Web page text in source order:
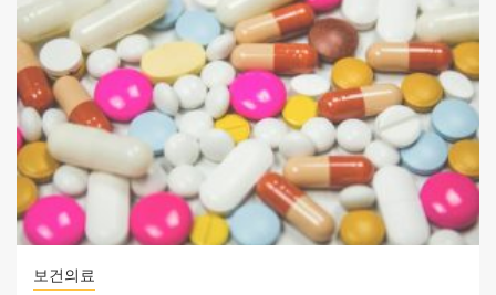
보건의료